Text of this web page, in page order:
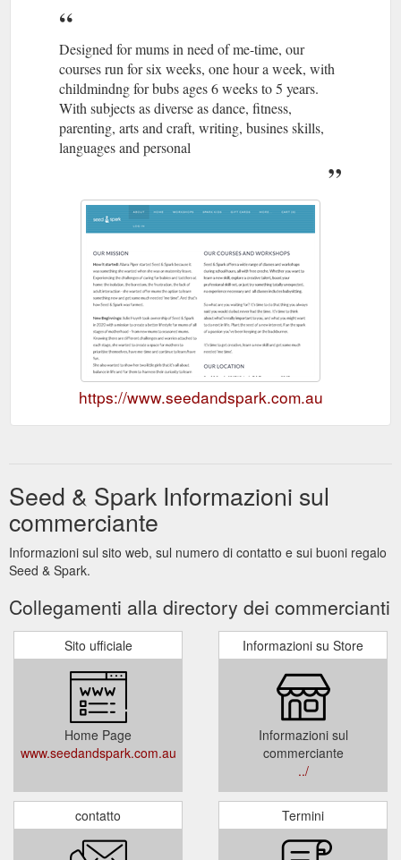
Designed for mums in need of me-time, our
courses run for six weeks, one hour a week, with
childmindng for bubs ages 6 weeks to 5 years.
With subjects as diverse as dance, fitness,
parenting, arts and craft, writing, busines skills,
languages and personal
https://www.seedandspark.com.au
Seed & Spark Informazioni sul
commerciante
Informazioni sul sito web, sul numero di contatto e sui buoni regalo
Seed & Spark.
Collegamenti alla directory dei commercianti
Sito ufficiale
Home Page
www.seedandspark.com.au
Informazioni su Store
Informazioni sul
commerciante
../
contatto Termini